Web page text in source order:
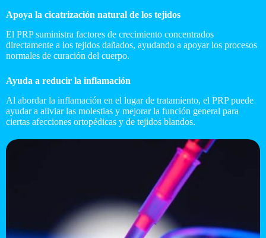
Apoya la cicatrización natural de los tejidos
El PRP suministra factores de crecimiento concentrados
directamente a los tejidos dañados, ayudando a apoyar los procesos
normales de curación del cuerpo.
Ayuda a reducir la inflamación
Al abordar la inflamación en el lugar de tratamiento, el PRP puede
ayudar a aliviar las molestias y mejorar la función general para
ciertas afecciones ortopédicas y de tejidos blandos.